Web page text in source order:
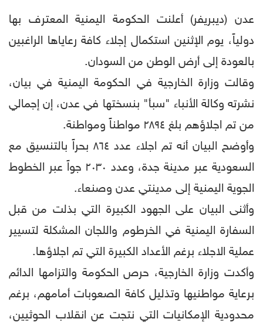
عدن (ديبريفر) أعلنت الحكومة اليمنية المعترف بها
دولياً، يوم الإثنين استكمال إجلاء كافة رعاياها الراغبين
بالعودة إلى أرض الوطن من السودان.
وقالت وزارة الخارجية في الحكومة اليمنية في بيان،
نشرته وكالة الأنباء "سبأ" بنسختها في عدن، إن إجمالي
من تم اجلاؤهم بلغ ٢٨٩٤ مواطناً ومواطنة.
وأوضح البيان أنه تم اجلاء عدد ٨٦٤ بحراً بالتنسيق مع
السعودية عبر مدينة جدة، وعدد ٢٠٣٠ جواً عبر الخطوط
الجوية اليمنية إلى مدينتي عدن وصنعاء.
وأثنى البيان على الجهود الكبيرة التي بذلت من قبل
السفارة اليمنية في الخرطوم واللجان المشكلة لتسيير
عملية الاجلاء برغم الأعداد الكبيرة التي تم اجلاؤها.
وأكدت وزارة الخارجية، حرص الحكومة والتزامها الدائم
برعاية مواطنيها وتذليل كافة الصعوبات أمامهم، برغم
محدودية الإمكانيات التي نتجت عن انقلاب الحوثيين،